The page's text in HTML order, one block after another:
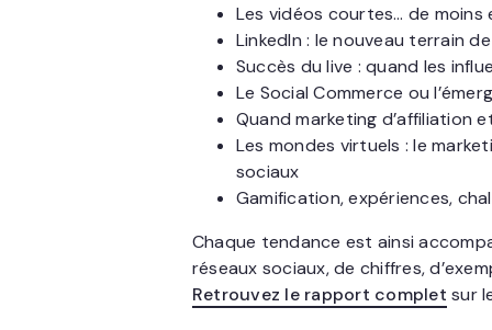
Les vidéos courtes… de moins
LinkedIn : le nouveau terrain
Succès du live : quand les
Le Social Commerce ou
Quand marketing d’affiliation
Les mondes virtuels : le
sociaux
Gamification, expériences,
Chaque tendance est ainsi
réseaux sociaux, de chiffres,
Retrouvez le rapport complet sur